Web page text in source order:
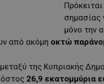
σημασίας
μόνο την
από ακόμη οκτώ
της Κυπριακής
26,9 εκατομμύρια